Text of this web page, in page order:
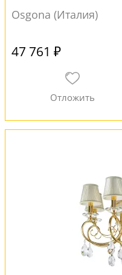
Osgona (Италия)
47 761 ₽